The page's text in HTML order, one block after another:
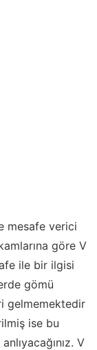
mesafe verici
göre V
ile bir ilgisi
gömü
gelmemektedir
ise bu
V